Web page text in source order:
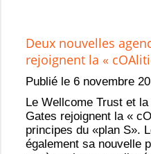
Deux nouvelles
rejoignent la «
Publié le 6 novembre
Le Wellcome Trust et
Gates rejoignent la «
principes du «plan S».
également sa nouvelle